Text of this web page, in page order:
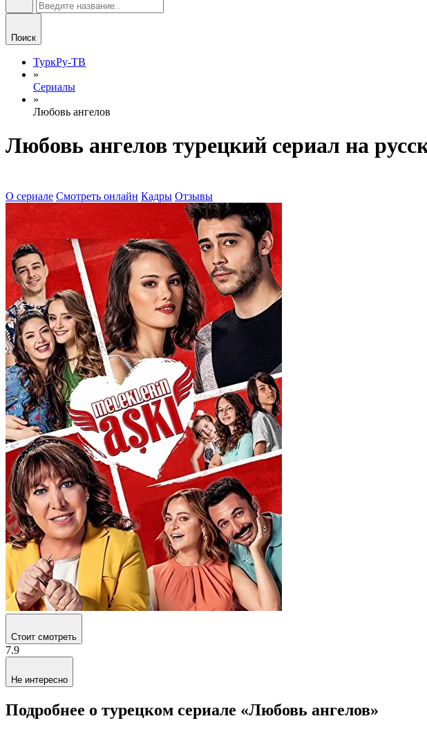
Поиск
ТуркРу-ТВ
»
Сериалы
»
Любовь ангелов
Любовь ангелов турецкий сериал на
О сериале Смотреть онлайн Кадры Отзывы
Стоит смотреть
7.9
Не интересно
Подробнее о турецком сериале «Любовь ангелов»